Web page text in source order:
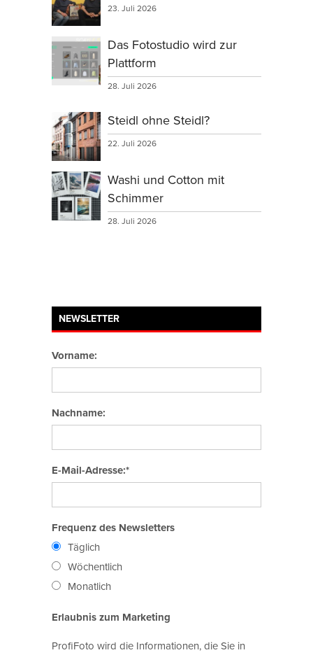
23. Juli 2026
Das Fotostudio wird zur
Plattform
28. Juli 2026
Steidl ohne Steidl?
22. Juli 2026
Washi und Cotton mit
Schimmer
28. Juli 2026
NEWSLETTER
Vorname:
Nachname:
E-Mail-Adresse:*
Frequenz des Newsletters
Täglich
Wöchentlich
Monatlich
Erlaubnis zum Marketing
ProfiFoto wird die Informationen, die Sie in